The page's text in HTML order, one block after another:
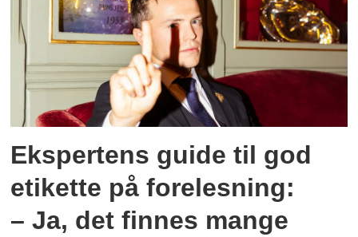
Ekspertens guide til god
etikette på forelesning:
– Ja, det finnes mange